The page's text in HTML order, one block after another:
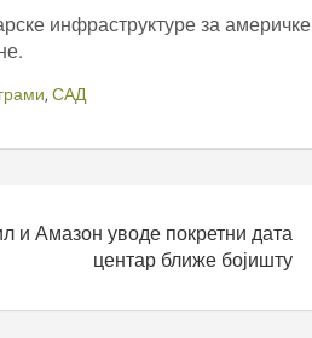
инфраструктуре за америчке
, САД
и Амазон уводе покретни дата
центар ближе бојишту